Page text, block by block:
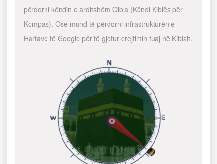
përdorni këndin e ardhshëm Qibla (Këndi Kiblës për
Kompas). Ose mund të përdorni infrastrukturën e
Hartave të Google për të gjetur drejtimin tuaj në Kiblah.